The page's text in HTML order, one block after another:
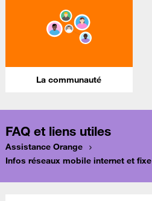
La communauté
FAQ et liens utiles
Assistance Orange
Infos réseaux mobile internet et fixe